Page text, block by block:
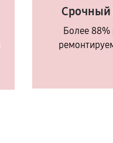
Срочный
Более